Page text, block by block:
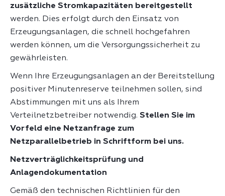
zusätzliche Stromkapazitäten bereitgestellt
werden. Dies erfolgt durch den Einsatz von
Erzeugungsanlagen, die schnell hochgefahren
werden können, um die Versorgungssicherheit zu
gewährleisten.
Wenn Ihre Erzeugungsanlagen an der Bereitstellung
positiver Minutenreserve teilnehmen sollen, sind
Abstimmungen mit uns als Ihrem
Verteilnetzbetreiber notwendig. Stellen Sie im
Vorfeld eine Netzanfrage zum
Netzparallelbetrieb in Schriftform bei uns.
Netzverträglichkeitsprüfung und
Anlagendokumentation
Gemäß den technischen Richtlinien für den